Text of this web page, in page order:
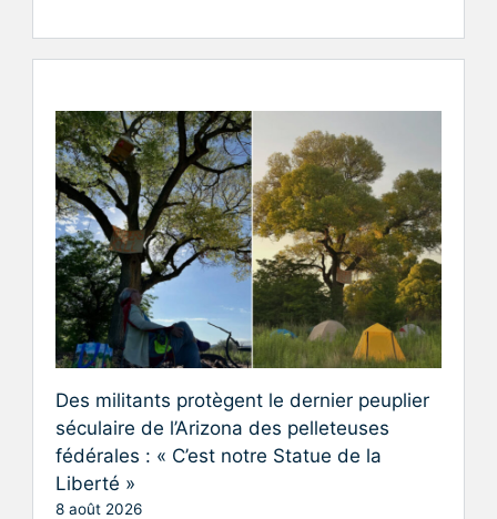
Des militants protègent le dernier peuplier
séculaire de l’Arizona des pelleteuses
fédérales : « C’est notre Statue de la
Liberté »
8 août 2026